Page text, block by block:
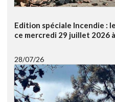
Edition spéciale Incendie :
ce mercredi 29 juillet 2026
28/07/26